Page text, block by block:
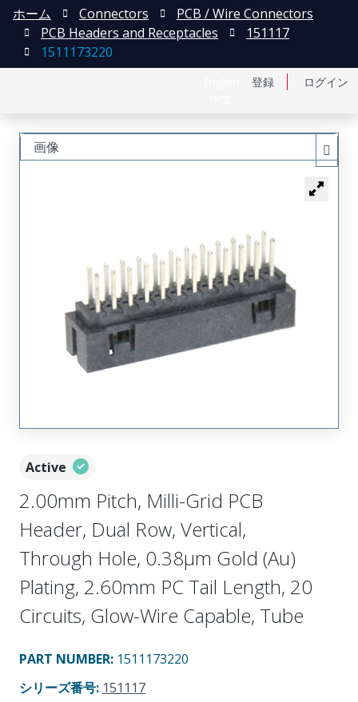
登録 ログイン
ホーム Connectors
PCB / Wire Connectors
PCB Headers and Receptacles
151117
1511173220
Active
2.00mm Pitch, Milli-Grid PCB
Header, Dual Row, Vertical,
Through Hole, 0.38µm Gold (Au)
Plating, 2.60mm PC Tail Length, 20
Circuits, Glow-Wire Capable, Tube
PART NUMBER: 1511173220
シリーズ番号: 151117
画像